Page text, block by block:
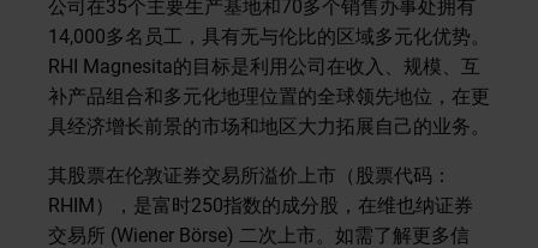
公司在35个主要生产基地和70多个销售办事处拥有
14,000多名员工，具有无与伦比的区域多元化优势。
RHI Magnesita的目标是利用公司在收入、规模、互
补产品组合和多元化地理位置的全球领先地位，在更
具经济增长前景的市场和地区大力拓展自己的业务。
其股票在伦敦证券交易所溢价上市（股票代码：
RHIM），是富时250指数的成分股，在维也纳证券
交易所 (Wiener Börse) 二次上市。如需了解更多信